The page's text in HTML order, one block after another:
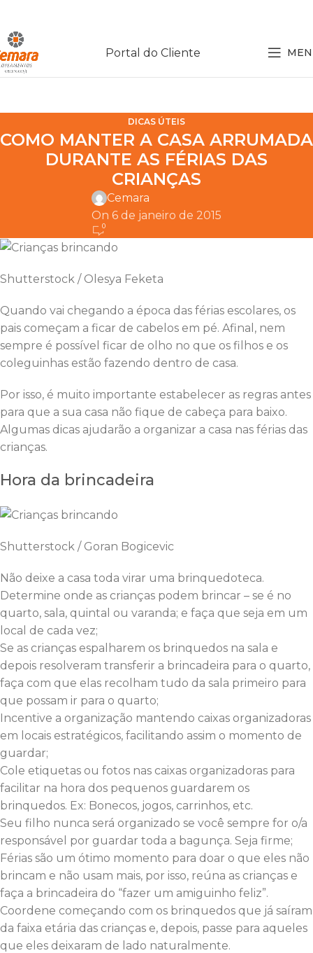
Portal do Cliente
DICAS ÚTEIS
COMO MANTER A CASA ARRUMADA
DURANTE AS FÉRIAS DAS
CRIANÇAS
Cemara
On 6 de janeiro de 2015
0
Shutterstock / Olesya Feketa
Quando vai chegando a época das férias escolares, os
pais começam a ficar de cabelos em pé. Afinal, nem
sempre é possível ficar de olho no que os filhos e os
coleguinhas estão fazendo dentro de casa.
Por isso, é muito importante estabelecer as regras antes
para que a sua casa não fique de cabeça para baixo.
Algumas dicas ajudarão a organizar a casa nas férias das
crianças.
Hora da brincadeira
Shutterstock / Goran Bogicevic
Não deixe a casa toda virar uma brinquedoteca.
Determine onde as crianças podem brincar – se é no
quarto, sala, quintal ou varanda; e faça que seja em um
local de cada vez;
Se as crianças espalharem os brinquedos na sala e
depois resolveram transferir a brincadeira para o quarto,
faça com que elas recolham tudo da sala primeiro para
que possam ir para o quarto;
Incentive a organização mantendo caixas organizadoras
em locais estratégicos, facilitando assim o momento de
guardar;
Cole etiquetas ou fotos nas caixas organizadoras para
facilitar na hora dos pequenos guardarem os
brinquedos. Ex: Bonecos, jogos, carrinhos, etc.
Seu filho nunca será organizado se você sempre for o/a
responsável por guardar toda a bagunça. Seja firme;
Férias são um ótimo momento para doar o que eles não
brincam e não usam mais, por isso, reúna as crianças e
faça a brincadeira do “fazer um amiguinho feliz”.
Coordene começando com os brinquedos que já saíram
da faixa etária das crianças e, depois, passe para aqueles
que eles deixaram de lado naturalmente.